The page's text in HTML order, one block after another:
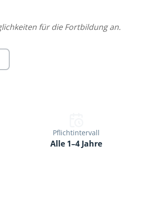
für die Fortbildung an.
Pflichtintervall
Alle 1–4 Jahre